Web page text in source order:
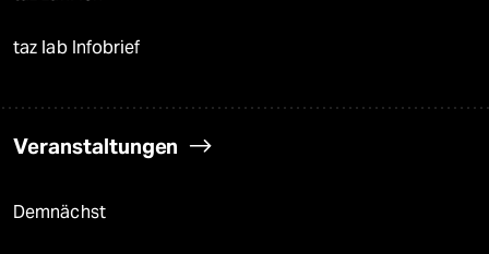
taz lab Infobrief
Veranstaltungen
Demnächst